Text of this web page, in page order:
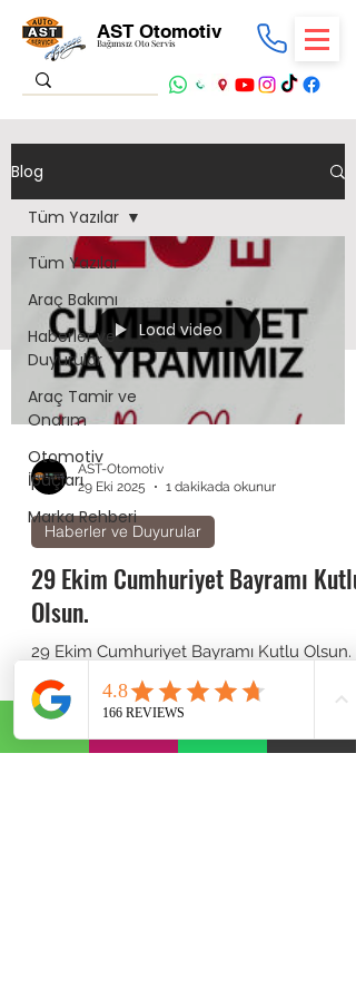
AST Otomotiv
Bağımsız Oto Servis
Blog
Tüm Yazılar
Araç Bakımı
Haberler ve
Duyurular
Araç Tamir ve
Onarım
Otomotiv
İpuçları
Marka Rehberi
Tüm Yazılar
Load video
AST-Otomotiv
29 Eki 2025
1 dakikada okunur
Haberler ve Duyurular
29 Ekim Cumhuriyet Bayramı Kutlu
Olsun.
29 Ekim Cumhuriyet Bayramı Kutlu Olsun.